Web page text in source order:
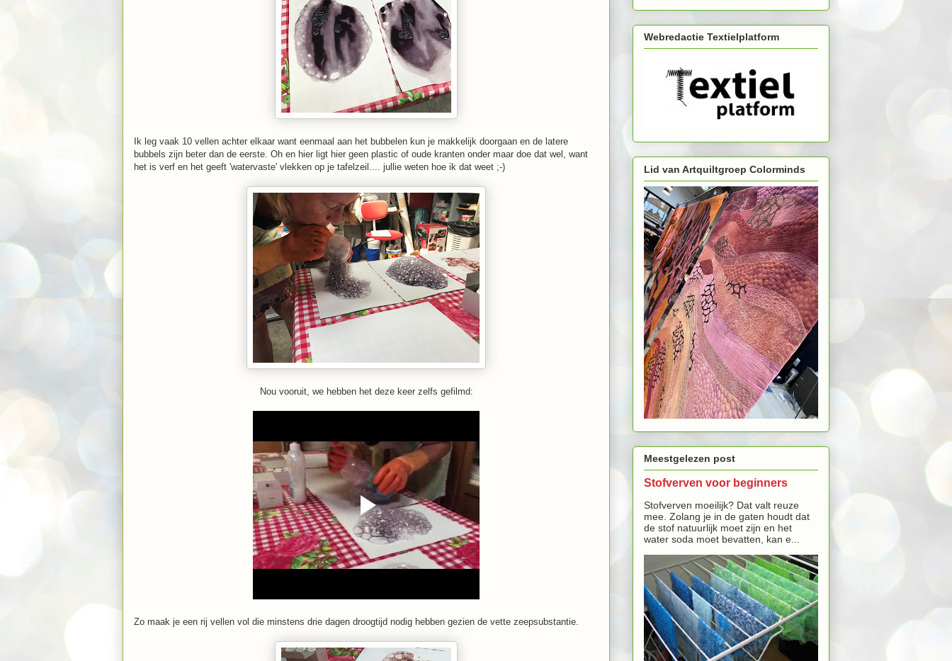
Ik leg vaak 10 vellen achter elkaar want eenmaal aan het bubbelen kun je makkelijk doorgaan en de latere
bubbels zijn beter dan de eerste. Oh en hier ligt hier geen plastic of oude kranten onder maar doe dat wel, want
het is verf en het geeft 'watervaste' vlekken op je tafelzeil.... jullie weten hoe ik dat weet ;-)
Nou vooruit, we hebben het deze keer zelfs gefilmd:
Zo maak je een rij vellen vol die minstens drie dagen droogtijd nodig hebben gezien de vette zeepsubstantie.
Webredactie Textielplatform
Lid van Artquiltgroep Colorminds
Meestgelezen post
Stofverven voor beginners
Stofverven moeilijk? Dat valt reuze
mee. Zolang je in de gaten houdt dat
de stof natuurlijk moet zijn en het
water soda moet bevatten, kan e...